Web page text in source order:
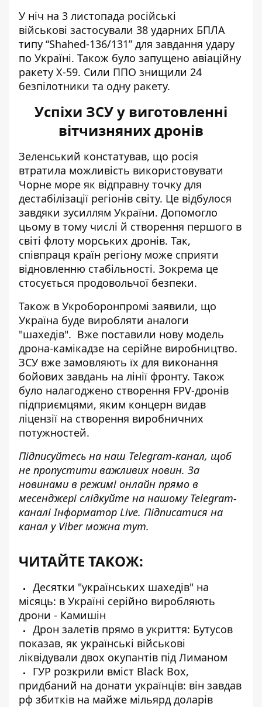
У ніч на 3 листопада російські
військові застосували 38 ударних БПЛА
типу “Shahed-136/131”для завдання удару
по Україні. Також було запущено авіаційну
ракету Х-59. Сили ППО знищили 24
безпілотники та одну ракету.
Успіхи ЗСУ у виготовленні
вітчизняних дронів
Зеленський констатував, що росія
втратила можливість використовувати
Чорне море як відправну точку для
дестабілізації регіонів світу. Це відбулося
завдяки зусиллям України. Допомогло
цьому в тому числі й створення першого в
світі флоту морських дронів. Так,
співпраця країн регіону може сприяти
відновленню стабільності. Зокрема це
стосується продовольчої безпеки.
Також в Укроборонпромі заявили, що
Україна буде виробляти аналоги
"шахедів". Вже поставили нову модель
дрона-камікадзе на серійне виробництво.
ЗСУ вже замовляють їх для виконання
бойових завдань на лінії фронту. Також
було налагоджено створення FPV-дронів
підприємцями, яким концерн видав
ліцензії на створення виробничних
потужностей.
Підписуйтесь на наш Telegram-канал, щоб
не пропустити важливих новин. За
новинами в режимі онлайн прямо в
месенджері слідкуйте на нашому Telegram-
каналіІнформатор Live. Підписатися на
канал у Viber можна тут.
ЧИТАЙТЕ ТАКОЖ:
Десятки "українських шахедів" на
місяць: в Україні серійно виробляють
дрони - Камишін
Дрон залетів прямо в укриття: Бутусов
показав, як українські військові
ліквідували двох окупантів під Лиманом
ГУР розкрили вміст Black Box,
придбаний на донати українців: він завдав
рф збитків на майже мільярд доларів